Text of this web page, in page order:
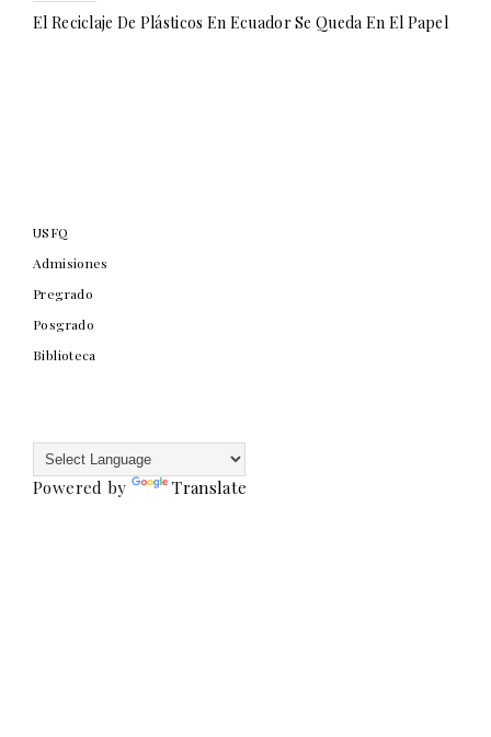
El Reciclaje De Plásticos En Ecuador Se Queda En El Papel
USFQ
Admisiones
Pregrado
Posgrado
Biblioteca
Powered by Translate